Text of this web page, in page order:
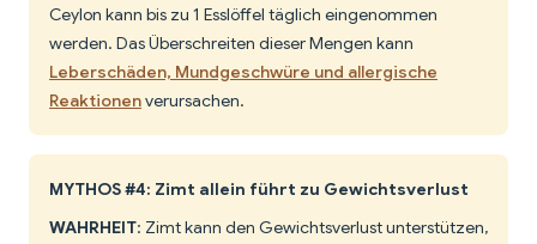
Ceylon kann bis zu 1 Esslöffel täglich eingenommen
werden. Das Überschreiten dieser Mengen kann
Leberschäden, Mundgeschwüre und allergische
Reaktionenverursachen.
MYTHOS #4: Zimt allein führt zu Gewichtsverlust
WAHRHEIT: Zimt kann den Gewichtsverlust unterstützen,